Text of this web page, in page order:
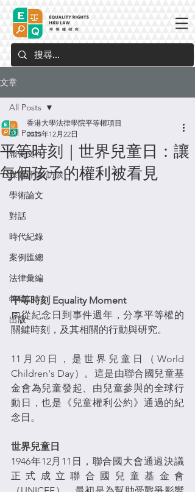
文章
All Posts
報告文件
媒體評論/訪談
學術論文
對話
時代紀錄
案例匯總
法律彙編
特稿
出版
All Posts
平等時刻｜世界兒童日：讓
每個孩子的權利被看見
香港大學法律學院平等權項目
2025年12月22日
平等時刻 Equality Moment
📅從紀念日到事件週年，分享平等權的
關鍵時刻，及其相關的行動與研究。
11月20日，是世界兒童日（World
Children's Day）。這是由聯合國兒童基
金會為兒童發起、由兒童參與的全球行
動日，也是《兒童權利公約》通過的紀
念日。
世界兒童日
1946年12月11日，聯合國大會通過決議
正式成立聯合國兒童基金會